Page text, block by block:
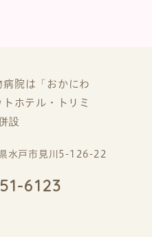
戸市見川5-126-22
6123